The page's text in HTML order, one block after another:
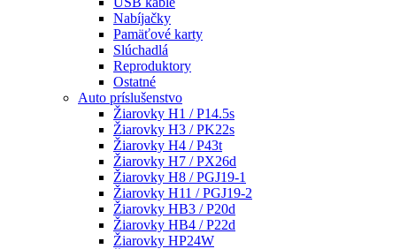
Nabíjačky
Pamäťové karty
Slúchadlá
Reproduktory
Ostatné
Auto príslušenstvo
Žiarovky H1 / P14.5s
Žiarovky H3 / PK22s
Žiarovky H4 / P43t
Žiarovky H7 / PX26d
Žiarovky H8 / PGJ19-1
Žiarovky H11 / PGJ19-2
Žiarovky HB3 / P20d
Žiarovky HB4 / P22d
Žiarovky HP24W